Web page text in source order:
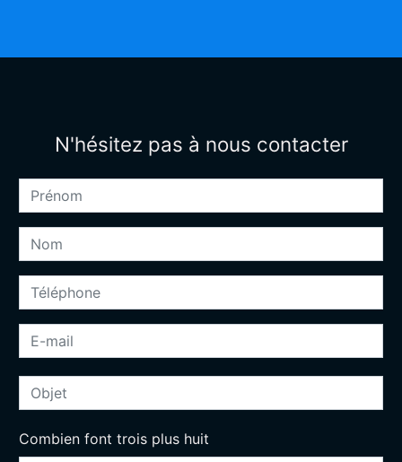
N'hésitez pas à nous contacter
Combien font trois plus huit